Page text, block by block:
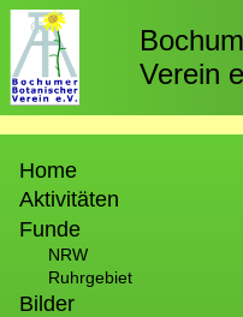
Direkt
zum
Inhalt
Verein
Home
Aktivitäten
Funde
NRW
Ruhrgebiet
Bilder